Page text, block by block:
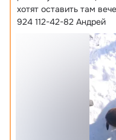
хотят оставить там
924 112-42-82 Андрей